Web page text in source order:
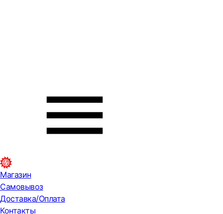
Магазин
Самовывоз
Доставка/Оплата
Контакты